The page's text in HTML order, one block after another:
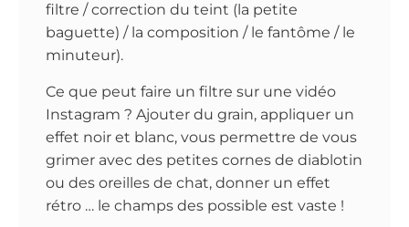
filtre / correction du teint (la petite
baguette) / la composition / le fantôme / le
minuteur).
Ce que peut faire un filtre sur une vidéo
Instagram ? Ajouter du grain, appliquer un
effet noir et blanc, vous permettre de vous
grimer avec des petites cornes de diablotin
ou des oreilles de chat, donner un effet
rétro … le champs des possible est vaste !